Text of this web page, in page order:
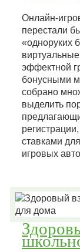
Онлайн-
перестали
«одноруких
эффектной
бонусными
собрано
выделить
ставками
игровых